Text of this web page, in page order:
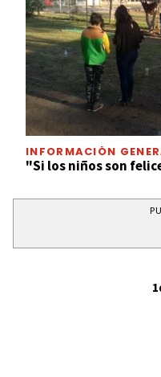
INFORMACIÓN
"Si los niños son
1